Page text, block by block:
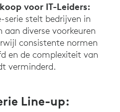
voor IT-Leiders:
serie stelt bedrijven in
diverse voorkeuren
consistente normen
en de complexiteit van
verminderd.
Line-up: